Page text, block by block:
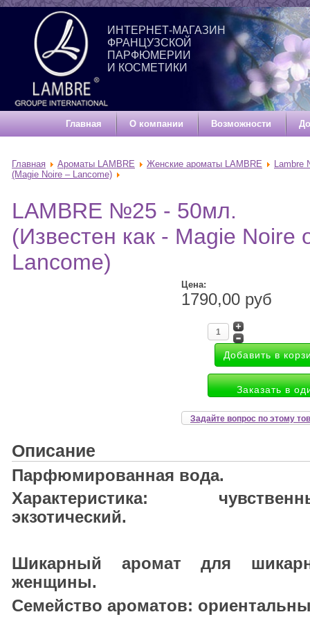
ИНТЕРНЕТ-МАГАЗИН
ФРАНЦУЗСКОЙ
ПАРФЮМЕРИИ
И КОСМЕТИКИ
Главная О компании Возможности
Главная Ароматы LAMBRE Женские ароматы LAMBRE
Lambre
(Magie Noire – Lancome)
LAMBRE №25 - 50мл.
(Известен как - Magie Noire
Lancome)
Цена:
1790,00 руб
Заказать в
Задайте вопрос по этому
Описание
Парфюмированная вода.
Характеристика:
экзотический.
Шикарный аромат для
женщины.
Семейство ароматов: